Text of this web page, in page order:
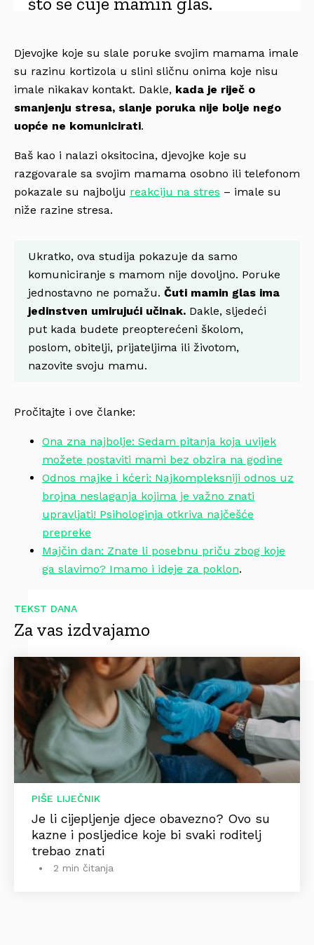
Djevojke koje su slale poruke svojim mamama imale
su razinu kortizola u slini sličnu onima koje nisu
imale nikakav kontakt. Dakle, kada je riječ o
smanjenju stresa, slanje poruka nije bolje nego
uopće ne komunicirati.
Baš kao i nalazi oksitocina, djevojke koje su
razgovarale sa svojim mamama osobno ili telefonom
pokazale su najbolju reakciju na stres – imale su
niže razine stresa.
Ukratko, ova studija pokazuje da samo
komuniciranje s mamom nije dovoljno. Poruke
jednostavno ne pomažu. Čuti mamin glas ima
jedinstven umirujući učinak. Dakle, sljedeći
put kada budete preopterećeni školom,
poslom, obitelji, prijateljima ili životom,
nazovite svoju mamu.
Pročitajte i ove članke:
Ona zna najbolje: Sedam pitanja koja uvijek
možete postaviti mami bez obzira na godine
Odnos majke i kćeri: Najkompleksniji odnos uz
brojna neslaganja kojima je važno znati
upravljati! Psihologinja otkriva najčešće
prepreke
Majčin dan: Znate li posebnu priču zbog koje
ga slavimo? Imamo i ideje za poklon.
TEKST DANA
Za vas izdvajamo
PIŠE LIJEČNIK
Je li cijepljenje djece obavezno? Ovo su
kazne i posljedice koje bi svaki roditelj
trebao znati
2 min čitanja